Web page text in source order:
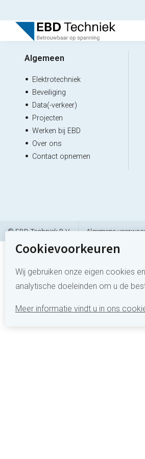
Algemeen
Elektrotechniek
Beveiliging
Data(-verkeer)
Projecten
Werken bij EBD
Over ons
Contact opnemen
© EBD Techniek B.V. Algemene
Cookievoorkeuren
Wij gebruiken onze eigen cookies
analytische doeleinden om u de
Meer informatie vindt u in ons